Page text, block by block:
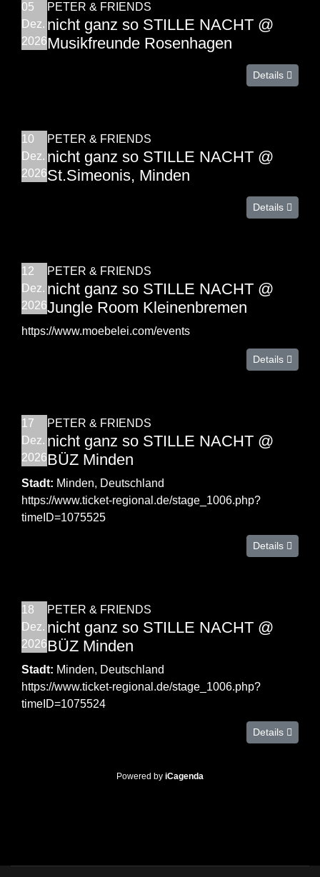
05
Dez.
2026
PETER & FRIENDS
nicht ganz so STILLE NACHT @
Musikfreunde Rosenhagen
Details
10
Dez.
2026
PETER & FRIENDS
nicht ganz so STILLE NACHT @
St.Simeonis, Minden
Details
12
Dez.
2026
PETER & FRIENDS
nicht ganz so STILLE NACHT @
Jungle Room Kleinenbremen
https://www.moebelei.com/events
Details
17
Dez.
2026
PETER & FRIENDS
nicht ganz so STILLE NACHT @
BÜZ Minden
Stadt: Minden, Deutschland
https://www.ticket-regional.de/stage_1006.php?
timeID=1075525
Details
18
Dez.
2026
PETER & FRIENDS
nicht ganz so STILLE NACHT @
BÜZ Minden
Stadt: Minden, Deutschland
https://www.ticket-regional.de/stage_1006.php?
timeID=1075524
Details
Powered by iCagenda